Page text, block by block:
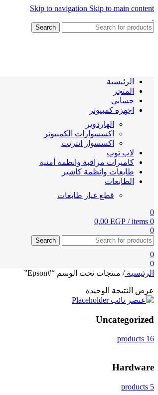
Skip to navigation Skip to main content
Search
الرئيسية
المتجر
حسابي
اجهزه كمبيوتر
الهاردوير
اكسسوارات الكمبيوتر
اكسسوار انترنت
لاب توب
كاميرات مراقبة وانظمة أمنية
طابعات وانظمة كاشير
الطابعات
قطع غيار طابعات
0
0
items
/
0,00 EGP
0
Search
0
0
الرئيسية/ منتجات تحت الوسم “#Epson”
عرض النتيجة الوحيدة
Uncategorized
16 products
Hardware
5 products